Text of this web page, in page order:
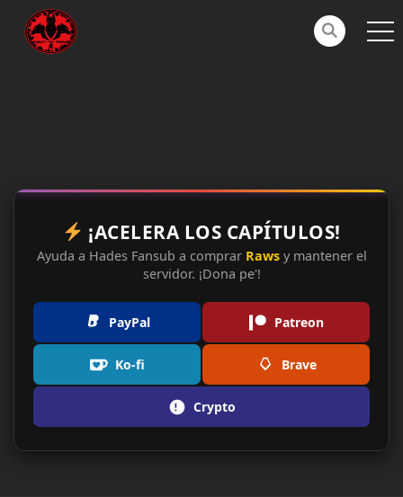
¡ACELERA LOS CAPÍTULOS!
Ayuda a Hades Fansub a comprar Rawsy mantener el
servidor. ¡Dona pe'!
PayPal Patreon
Ko-fi Brave
Crypto